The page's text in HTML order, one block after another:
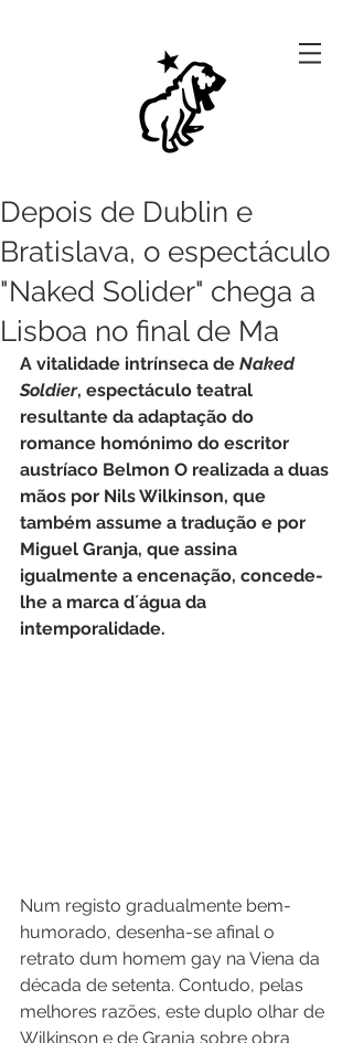
Depois de Dublin e
Bratislava, o espectáculo
"Naked Solider" chega a
Lisboa no final de Ma
A vitalidade intrínseca de Naked
Soldier, espectáculo teatral
resultante da adaptação do
romance homónimo do escritor
austríaco Belmon O realizada a duas
mãos por Nils Wilkinson, que
também assume a tradução e por
Miguel Granja, que assina
igualmente a encenação, concede-
lhe a marca d´água da
intemporalidade.
Num registo gradualmente bem-
humorado, desenha-se afinal o
retrato dum homem gay na Viena da
década de setenta. Contudo, pelas
melhores razões, este duplo olhar de
Wilkinson e de Granja sobre obra